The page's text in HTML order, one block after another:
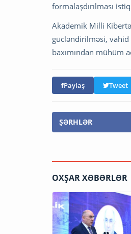
formalaşdırılması
Akademik Milli
gücləndirilməsi, vahid
baxımından mühüm
Paylaş Tweet
ŞƏRHLƏR
OXŞAR XƏBƏRLƏR